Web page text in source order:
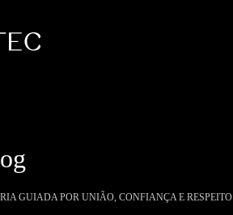
Tecnologia
GUIADA POR UNIÃO, CONFIANÇA E RESPEITO